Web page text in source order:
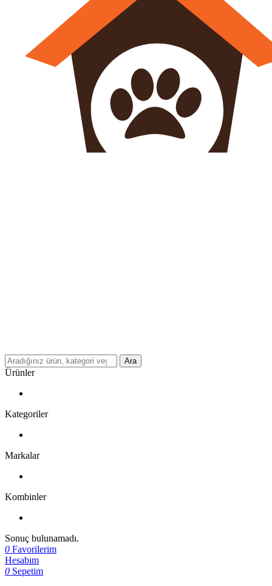
Ara
Ürünler
Kategoriler
Markalar
Kombinler
Sonuç bulunamadı.
0 Favorilerim
Hesabım
0 Sepetim